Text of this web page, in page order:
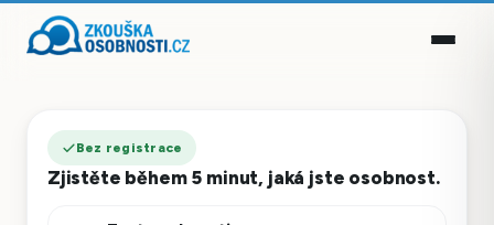
Bez registrace
Zjistěte během 5 minut, jaká jste osobnost.